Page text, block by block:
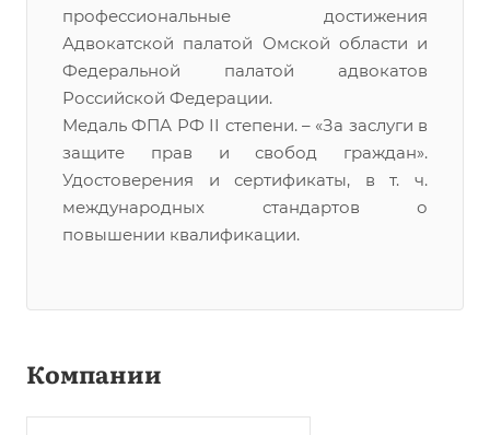
профессиональные достижения
Адвокатской палатой Омской области и
Федеральной палатой адвокатов
Российской Федерации.
Медаль ФПА РФ II степени. – «За заслуги в
защите прав и свобод граждан».
Удостоверения и сертификаты, в т. ч.
международных стандартов о
повышении квалификации.
Компании